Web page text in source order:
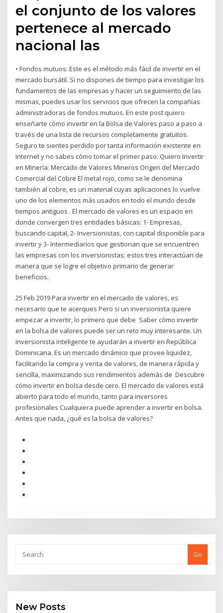
el conjunto de los valores
pertenece al mercado
nacional las
• Fondos mutuos: Este es el método más fácil de invertir en el
mercado bursátil. Si no dispones de tiempo para investigar los
fundamentos de las empresas y hacer un seguimiento de las
mismas, puedes usar los servicios que ofrecen la compañías
administradoras de fondos mutuos. En este post quiero
enseñarte cómo invertir en la Bolsa de Valores paso a paso a
través de una lista de recursos completamente gratuitos.
Seguro te sientes perdido por tanta información existente en
Internet y no sabes cómo tomar el primer paso. Quiero Invertir
en Minería: Mercado de Valores Mineros Origen del Mercado
Comercial del Cobre El metal rojo, como se le denomina
también al cobre, es un material cuyas aplicaciones lo vuelve
uno de los elementos más usados en todo el mundo desde
tiempos antiguos . El mercado de valores es un espacio en
donde convergen tres entidades básicas: 1- Empresas,
buscando capital, 2- Inversionistas, con capital disponible para
invertir y 3- Intermediarios que gestionan que se encuentren
las empresas con los inversionistas; estos tres interactúan de
manera que se logre el objetivo primario de generar
beneficios.
25 Feb 2019 Para invertir en el mercado de valores, es
necesario que te acerques Pero si un inversionista quiere
empezar a invertir, lo primero que debe Saber cómo invertir
en la bolsa de valores puede ser un reto muy interesante. Un
inversionista inteligente te ayudarán a invertir en República
Dominicana. Es un mercado dinámico que provee liquidez,
facilitando la compra y venta de valores, de manera rápida y
sencilla, maximizando sus rendimientos además de Descubre
cómo invertir en bolsa desde cero. El mercado de valores está
abierto para todo el mundo, tanto para inversores
profesionales Cualquiera puede aprender a invertir en bolsa.
Antes que nada, ¿qué es la bolsa de valores?
Go
New Posts